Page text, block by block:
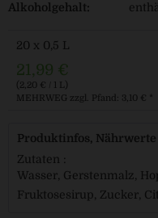
Alkoholgehalt:
20 x 0,5 L
21,99 €
(2,20 € / 1 L)
MEHRWEG zzgl. Pfand: 3,10 € *
Produktinfos, Nährwerte
Zutaten :
Wasser, Gerstenmalz,
Fruktosesirup, Zucker,